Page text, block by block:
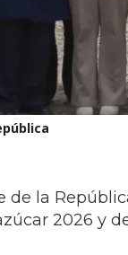
de la
2026 y